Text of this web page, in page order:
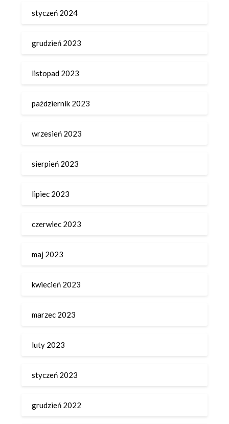
styczeń 2024
grudzień 2023
listopad 2023
październik 2023
wrzesień 2023
sierpień 2023
lipiec 2023
czerwiec 2023
maj 2023
kwiecień 2023
marzec 2023
luty 2023
styczeń 2023
grudzień 2022